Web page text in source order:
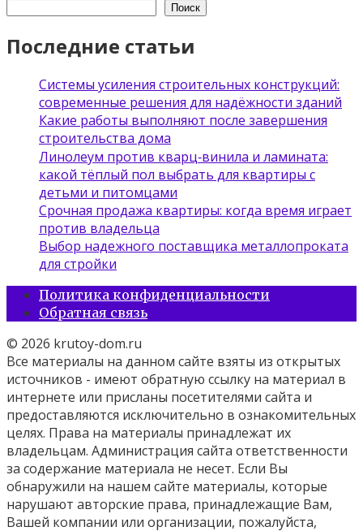
Поиск
Последние статьи
Системы усиления строительных конструкций:
современные решения для надёжности зданий
Какие работы выполняют после завершения
строительства дома
Линолеум против кварц‑винила и ламината:
какой тёплый пол выбрать для квартиры с
детьми и питомцами
Срочная продажа квартиры: когда время играет
против владельца
Выбор надежного поставщика металлопроката
для стройки
Политика конфиденциальности
Обратная связь
© 2026 krutoy-dom.ru
Все материалы на данном сайте взяты из открытых
источников - имеют обратную ссылку на материал в
интернете или присланы посетителями сайта и
предоставляются исключительно в ознакомительных
целях. Права на материалы принадлежат их
владельцам. Администрация сайта ответственности
за содержание материала не несет. Если Вы
обнаружили на нашем сайте материалы, которые
нарушают авторские права, принадлежащие Вам,
Вашей компании или организации, пожалуйста,